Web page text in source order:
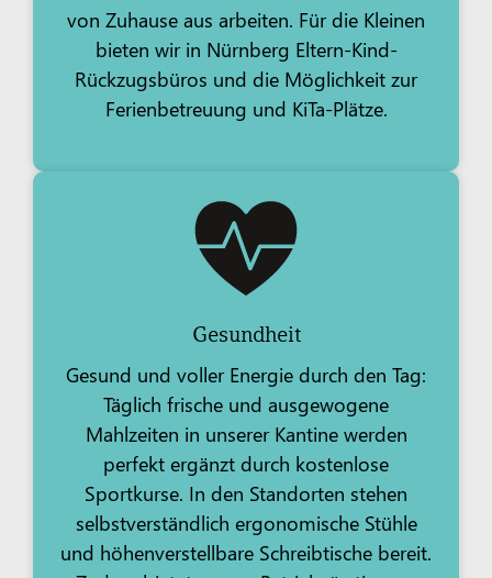
von Zuhause aus arbeiten. Für die Kleinen
bieten wir in Nürnberg Eltern-Kind-
Rückzugsbüros und die Möglichkeit zur
Ferienbetreuung und KiTa-Plätze.
Gesundheit
Gesund und voller Energie durch den Tag:
Täglich frische und ausgewogene
Mahlzeiten in unserer Kantine werden
perfekt ergänzt durch kostenlose
Sportkurse. In den Standorten stehen
selbstverständlich ergonomische Stühle
und höhenverstellbare Schreibtische bereit.